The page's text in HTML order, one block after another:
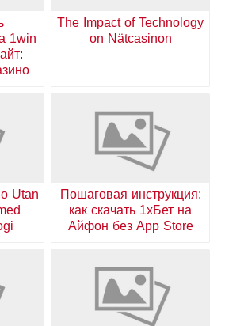
The Impact of Technology
on Nätcasinon
1win
Пошаговая инструкция:
как скачать 1хБет на
Айфон без App Store
Utan